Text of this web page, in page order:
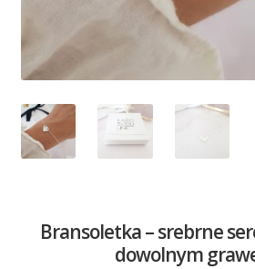
Bransoletka – srebrne
dowolnym